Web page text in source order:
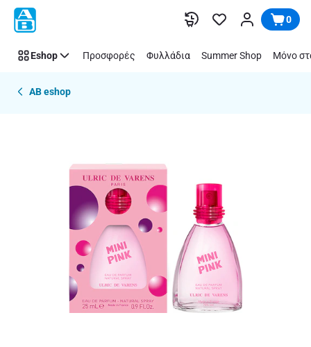
Παράλειψη 0
Eshop Προσφορές Φυλλάδια Summer Shop Μόνο
AB eshop